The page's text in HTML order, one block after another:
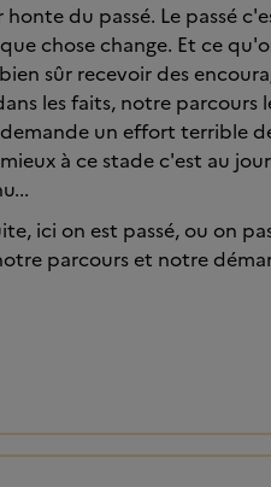
du passé. Le passé
chose change. Et ce
sûr recevoir des
les faits, notre parcours
un effort terrible
à ce stade c'est au
ici on est passé, ou on
parcours et notre